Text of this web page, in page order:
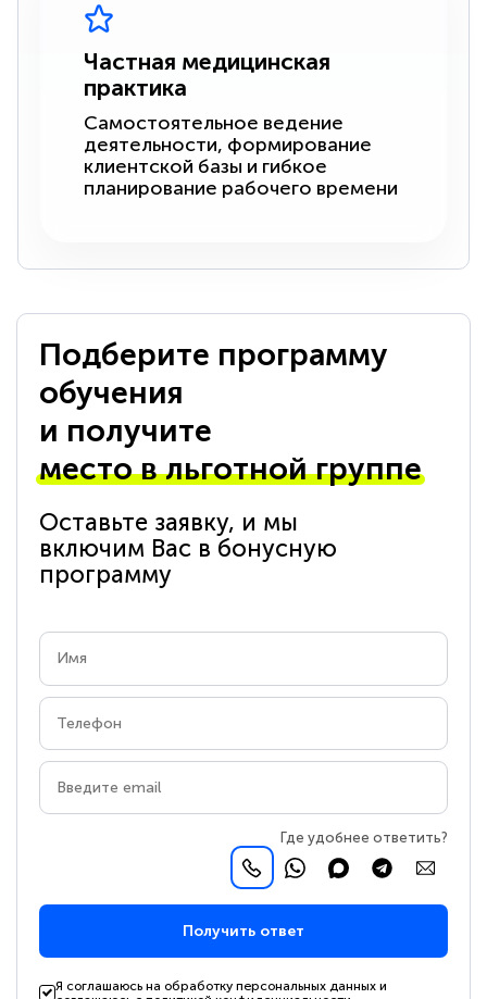
Частная медицинская
практика
Самостоятельное ведение
деятельности, формирование
клиентской базы и гибкое
планирование рабочего времени
Подберите программу
обучения
и получите
место в льготной группе
Оставьте заявку, и мы
включим Вас в бонусную
программу
Где удобнее ответить?
Получить ответ
Я соглашаюсь на обработку персональных данных и